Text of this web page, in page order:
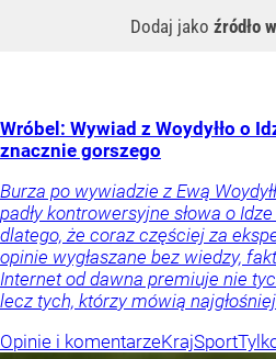
Dodaj jako źródło
Wróbel: Wywiad z Woydyłło o
znacznie gorszego
Burza po wywiadzie z Ewą
padły kontrowersyjne słowa o
dlatego, że coraz częściej za
opinie wygłaszane bez wiedzy,
Internet od dawna premiuje nie
lecz tych, którzy mówią
Opinie i komentarzeKrajSport